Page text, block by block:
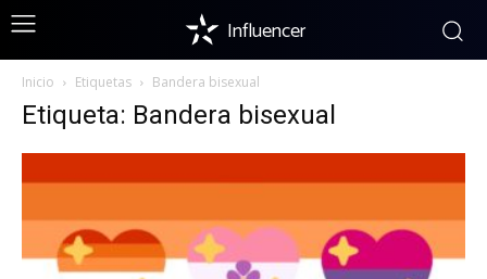
Influencer
Inicio Etiquetas Bandera bisexual
Etiqueta: Bandera bisexual